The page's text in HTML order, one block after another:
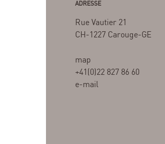
ADRESSE
Rue Vautier 21
CH-1227 Carouge-GE
map
+41(0)22 827 86 60
e-mail